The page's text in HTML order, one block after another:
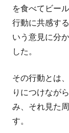
を食べてビー
行動に共感す
いう意見に分
した。
その行動とは
りにつけなが
み、それ見た
す。